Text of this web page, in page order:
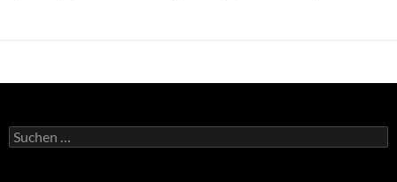
Suchen
nach: